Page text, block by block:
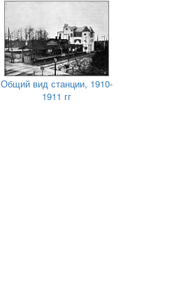
Общий вид станции, 1910-
1911 гг